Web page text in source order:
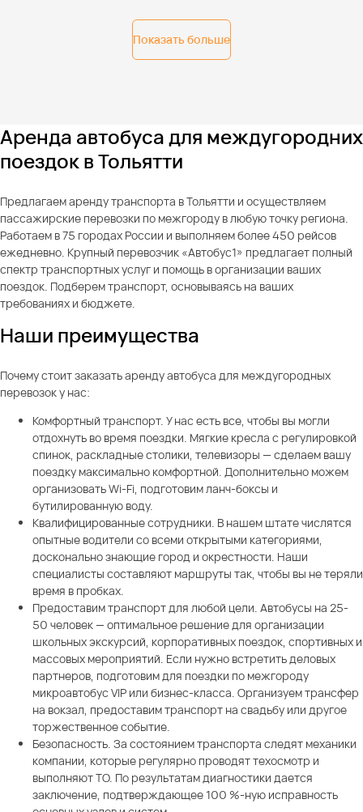
Показать больше
Аренда автобуса для междугородних
поездок в Тольятти
Предлагаем аренду транспорта в Тольятти и осуществляем
пассажирские перевозки по межгороду в любую точку региона.
Работаем в 75 городах России и выполняем более 450 рейсов
ежедневно. Крупный перевозчик «Автобус1» предлагает полный
спектр транспортных услуг и помощь в организации ваших
поездок. Подберем транспорт, основываясь на ваших
требованиях и бюджете.
Наши преимущества
Почему стоит заказать аренду автобуса для междугородных
перевозок у нас:
Комфортный транспорт. У нас есть все, чтобы вы могли
отдохнуть во время поездки. Мягкие кресла с регулировкой
спинок, раскладные столики, телевизоры — сделаем вашу
поездку максимально комфортной. Дополнительно можем
организовать Wi-Fi, подготовим ланч-боксы и
бутилированную воду.
Квалифицированные сотрудники. В нашем штате числятся
опытные водители со всеми открытыми категориями,
досконально знающие город и окрестности. Наши
специалисты составляют маршруты так, чтобы вы не теряли
время в пробках.
Предоставим транспорт для любой цели. Автобусы на 25-
50 человек — оптимальное решение для организации
школьных экскурсий, корпоративных поездок, спортивных и
массовых мероприятий. Если нужно встретить деловых
партнеров, подготовим для поездки по межгороду
микроавтобус VIP или бизнес-класса. Организуем трансфер
на вокзал, предоставим транспорт на свадьбу или другое
торжественное событие.
Безопасность. За состоянием транспорта следят механики
компании, которые регулярно проводят техосмотр и
выполняют ТО. По результатам диагностики дается
заключение, подтверждающее 100 %-ную исправность